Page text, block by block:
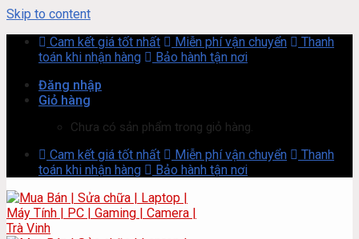
Skip to content
Cam kết giá tốt nhất
Miễn phí vận chuyển
Thanh
toán khi nhận hàng
Bảo hành tận nơi
Đăng nhập
Giỏ hàng
Chưa có sản phẩm trong giỏ hàng.
Cam kết giá tốt nhất Miễn phí vận chuyển
Thanh
toán khi nhận hàng
Bảo hành tận nơi